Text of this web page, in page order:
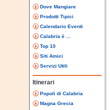
Dove Mangiare
Prodotti Tipici
Calendario Eventi
Calabria è ...
Top 10
Siti Amici
Servizi Utili
Itinerari
Popoli di Calabria
Magna Grecia